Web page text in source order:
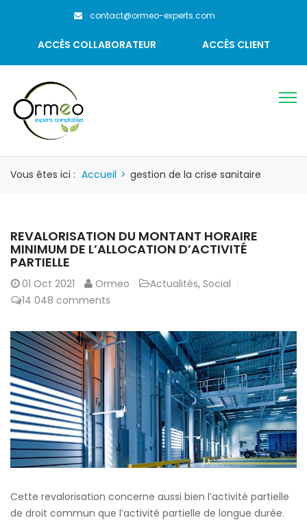
contact@ormeo-experts.com
ACCÈS COLLABORATEUR ACCÈS CLIENT
Vous êtes ici : Accueil > gestion de la crise sanitaire
REVALORISATION DU MONTANT HORAIRE
MINIMUM DE L’ALLOCATION D’ACTIVITÉ
PARTIELLE
01 Oct 2021 Ormeo Actualités, Social
14 048 comments
Cette revalorisation concerne aussi bien l’activité partielle
de droit commun que l’activité partielle de longue durée.